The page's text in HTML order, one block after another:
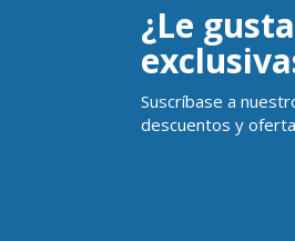
¿Le
Suscríbase a
descuentos y